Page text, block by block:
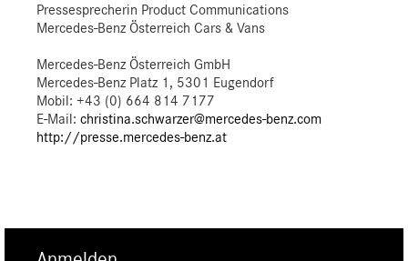
Pressesprecherin Product Communications
Mercedes-Benz Österreich Cars & Vans
Mercedes-Benz Österreich GmbH
Mercedes-Benz Platz 1, 5301 Eugendorf
Mobil: +43 (0) 664 814 7177
E-Mail: christina.schwarzer@mercedes-benz.com
http://presse.mercedes-benz.at